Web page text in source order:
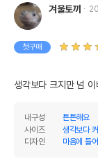
겨울토끼
첫구매
생각보다 크지만 넘 이
내구성
튼튼해요
사이즈
생각보다
디자인
마음에 들